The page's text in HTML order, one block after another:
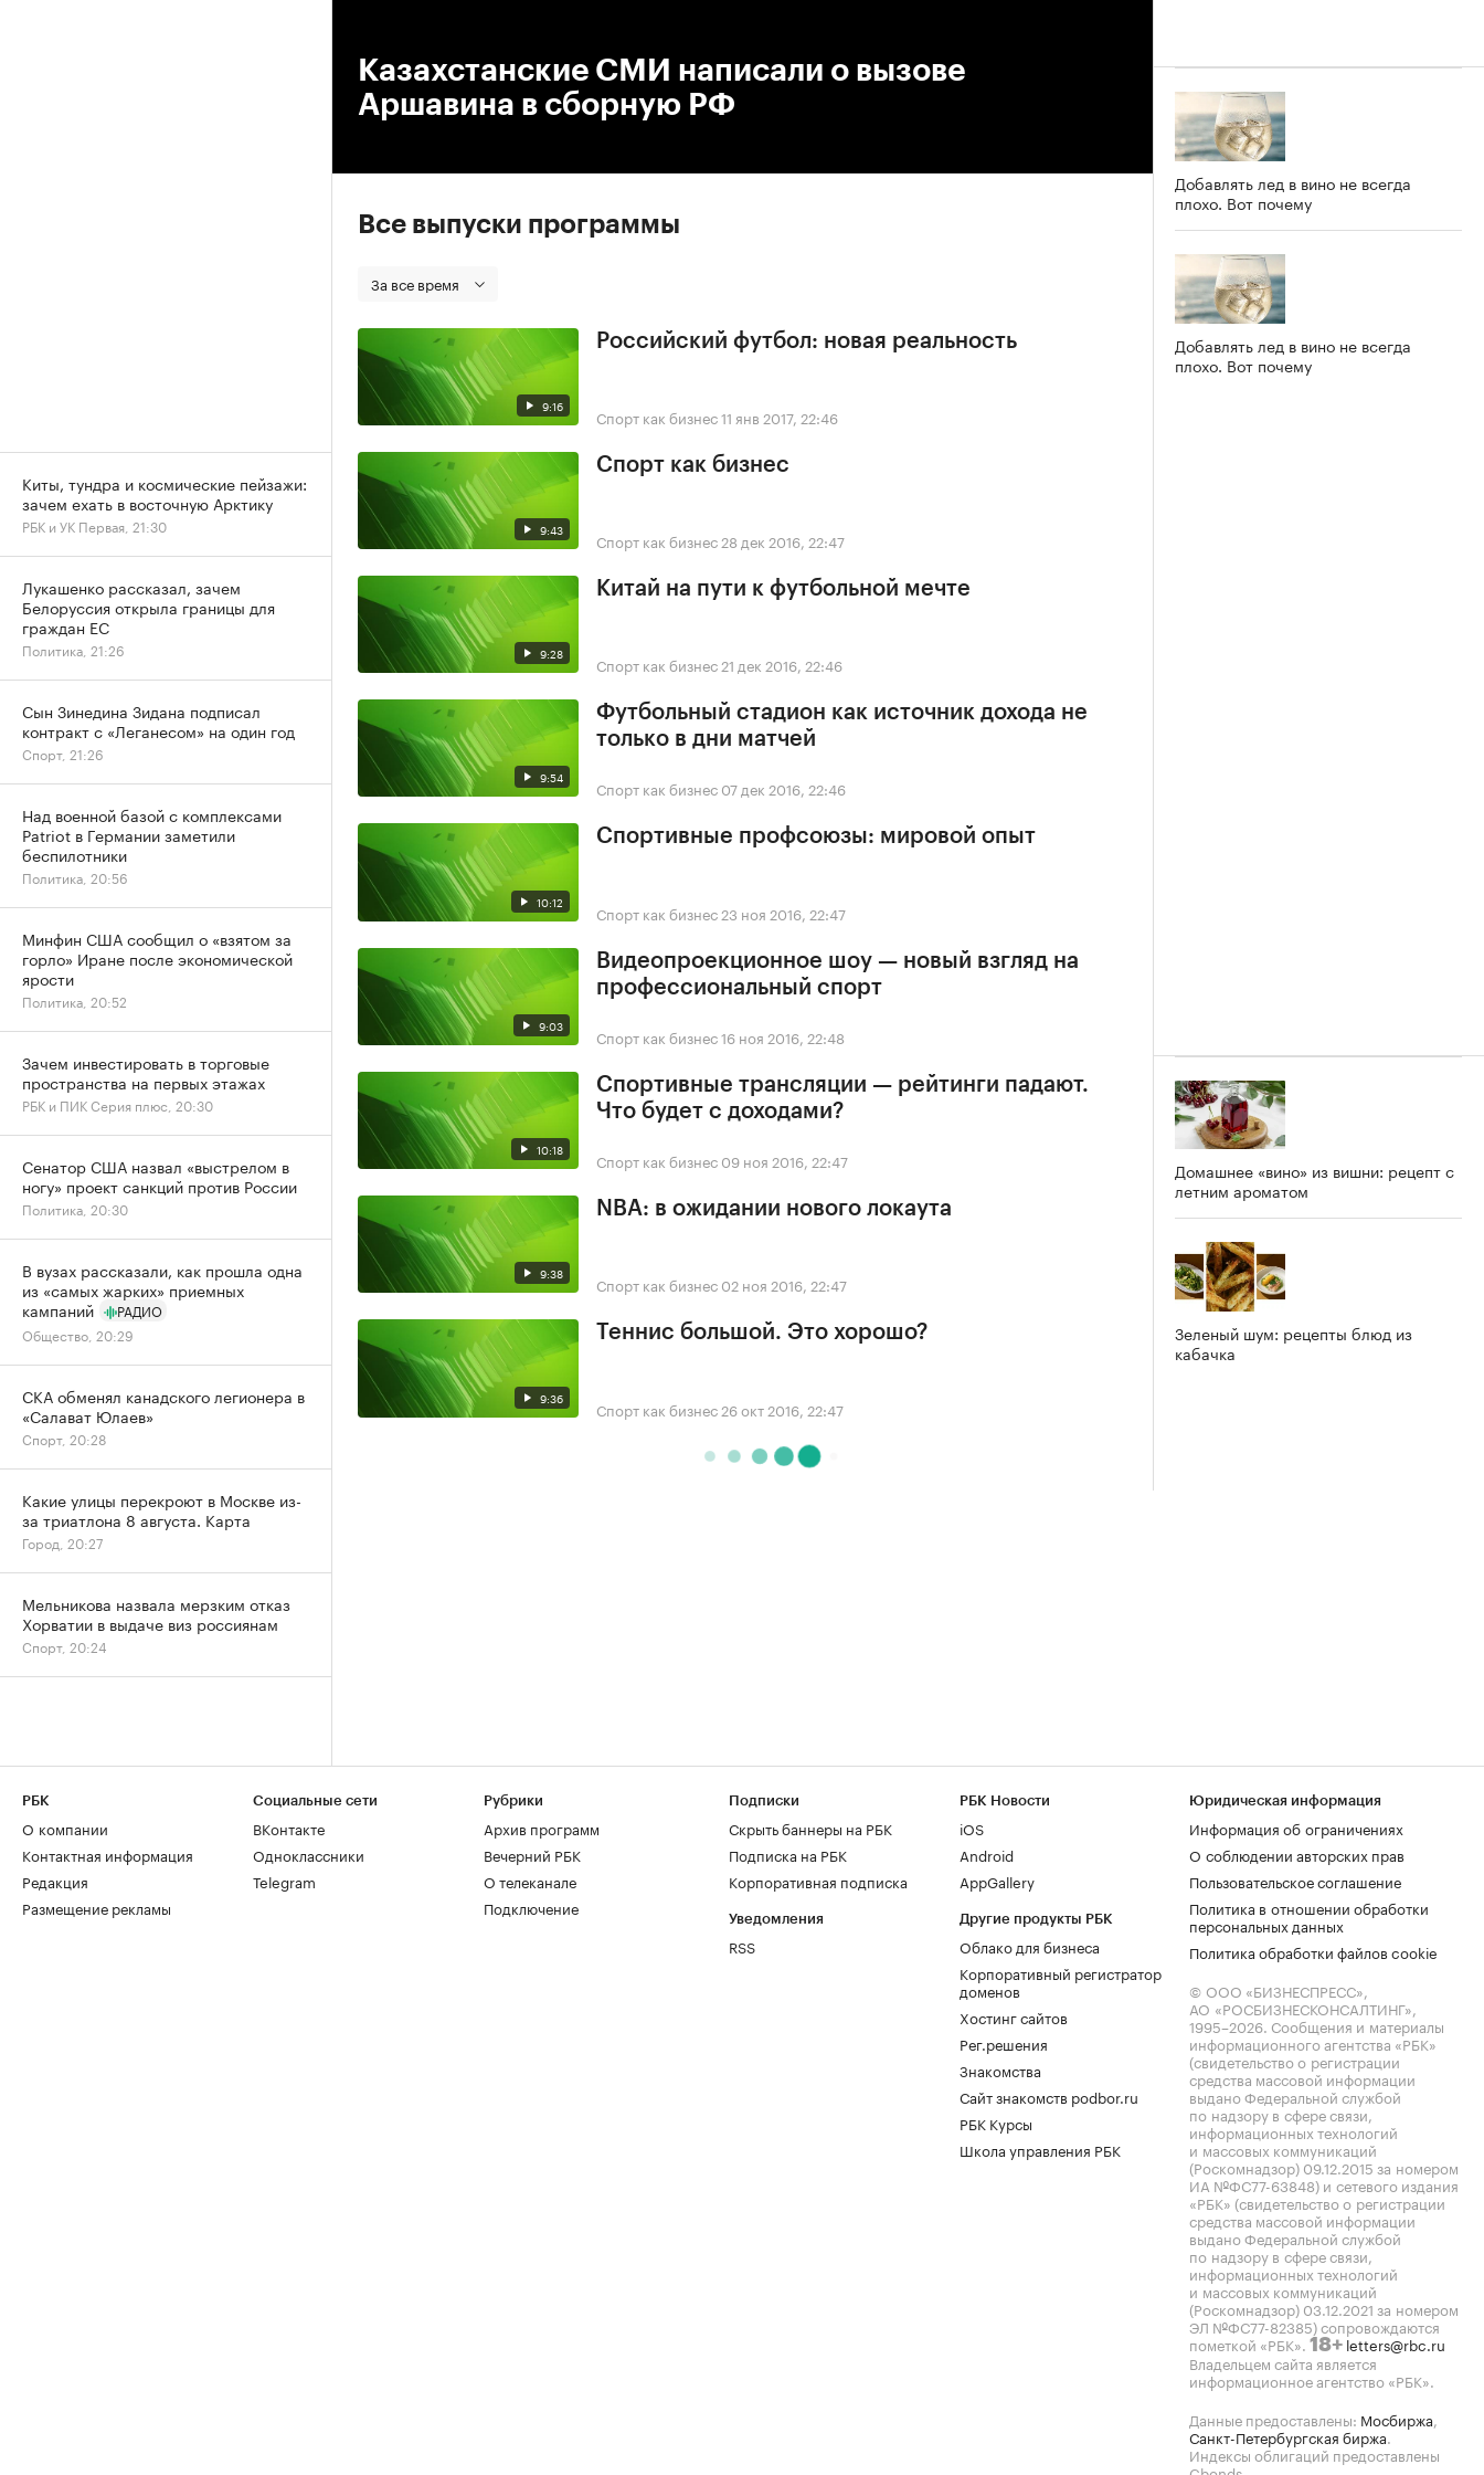
Казахстанские СМИ написали о вызове
Аршавина в сборную РФ
Все выпуски программы
За все время
9:16
Российский футбол: новая реальность
Спорт как бизнес11 янв 2017, 22:46
9:43
Спорт как бизнес
Спорт как бизнес 28 дек 2016, 22:47
9:28
Китай на пути к футбольной мечте
Спорт как бизнес 21 дек 2016, 22:46
9:54
Футбольный стадион как источник дохода не
только в дни матчей
Спорт как бизнес 07 дек 2016, 22:46
10:12
Спортивные профсоюзы: мировой опыт
Спорт как бизнес 23 ноя 2016, 22:47
9:03
Видеопроекционное шоу — новый взгляд на
профессиональный спорт
Спорт как бизнес16 ноя 2016, 22:48
10:18
Спортивные трансляции — рейтинги падают.
Что будет с доходами?
Спорт как бизнес 09 ноя 2016, 22:47
9:38
NBA: в ожидании нового локаута
Спорт как бизнес 02 ноя 2016, 22:47
9:36
Теннис большой. Это хорошо?
Спорт как бизнес 26 окт 2016, 22:47
Добавлять лед в вино не всегда
плохо. Вот почему
Добавлять лед в вино не всегда
плохо. Вот почему
Домашнее «вино» из вишни: рецепт с
летним ароматом
Зеленый шум: рецепты блюд из
кабачка
Киты, тундра и космические пейзажи:
зачем ехать в восточную Арктику
РБК и УК Первая, 21:30
Лукашенко рассказал, зачем
Белоруссия открыла границы для
граждан ЕС
Политика, 21:26
Сын Зинедина Зидана подписал
контракт с «Леганесом» на один год
Спорт, 21:26
Над военной базой с комплексами
Patriot в Германии заметили
беспилотники
Политика, 20:56
Минфин США сообщил о «взятом за
горло» Иране после экономической
ярости
Политика, 20:52
Зачем инвестировать в торговые
пространства на первых этажах
РБК и ПИК Серия плюс, 20:30
Сенатор США назвал «выстрелом в
ногу» проект санкций против России
Политика, 20:30
В вузах рассказали, как прошла одна
из «самых жарких» приемных
кампаний
РАДИО
Общество, 20:29
СКА обменял канадского легионера в
«Салават Юлаев»
Спорт, 20:28
Какие улицы перекроют в Москве из-
за триатлона 8 августа. Карта
Город, 20:27
Мельникова назвала мерзким отказ
Хорватии в выдаче виз россиянам
Спорт, 20:24
РБК
О компании
Контактная информация
Редакция
Размещение рекламы
Социальные сети
ВКонтакте
Одноклассники
Telegram
Рубрики
Архив программ
Вечерний РБК
О телеканале
Подключение
Подписки
Скрыть баннеры на РБК
Подписка на РБК
Корпоративная подписка
Уведомления
RSS
РБК Новости
iOS
Android
AppGallery
Другие продукты РБК
Облако для бизнеса
Корпоративный регистратор
доменов
Хостинг сайтов
Рег.решения
Знакомства
Сайт знакомств podbor.ru
РБК Курсы
Школа управления РБК
Юридическая информация
Информация об ограничениях
О соблюдении авторских прав
Пользовательское соглашение
Политика в отношении обработки
персональных данных
Политика обработки файлов cookie
© ООО «БИЗНЕСПРЕСС»,
АО «РОСБИЗНЕСКОНСАЛТИНГ»,
1995–2026. Сообщения и материалы
информационного агентства «РБК»
(свидетельство о регистрации
средства массовой информации
выдано Федеральной службой
по надзору в сфере связи,
информационных технологий
и массовых коммуникаций
(Роскомнадзор) 09.12.2015 за номером
ИА №ФС77-63848) и сетевого издания
«РБК» (свидетельство о регистрации
средства массовой информации
выдано Федеральной службой
по надзору в сфере связи,
информационных технологий
и массовых коммуникаций
(Роскомнадзор) 03.12.2021 за номером
ЭЛ №ФС77-82385) сопровождаются
пометкой «РБК». 18+ letters@rbc.ru
Владельцем сайта является
информационное агентство «РБК».
Данные предоставлены: Мосбиржа,
Санкт-Петербургская биржа.
Индексы облигаций предоставлены